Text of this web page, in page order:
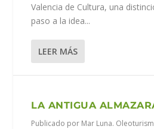
Valencia de Cultura, una
paso a la idea...
LEER MÁS
LA ANTIGUA
Publicado por Mar Luna.